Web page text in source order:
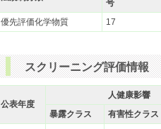
号
優先評価化学物質
17
スクリーニング評価情報
公表年度
人健康影響
暴露クラス
有害性クラス